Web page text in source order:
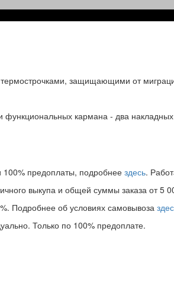
термострочками, защищающими от
кармана - два
предоплаты, подробнее здесь.
выкупа и общей суммы заказа от 5
Подробнее об условиях самовывоза
Только по 100% предоплате.